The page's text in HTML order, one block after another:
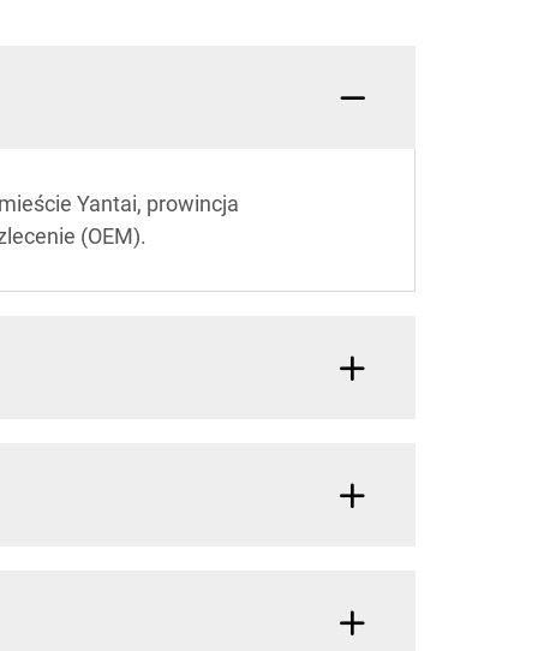
Yantai, prowincja
(OEM).